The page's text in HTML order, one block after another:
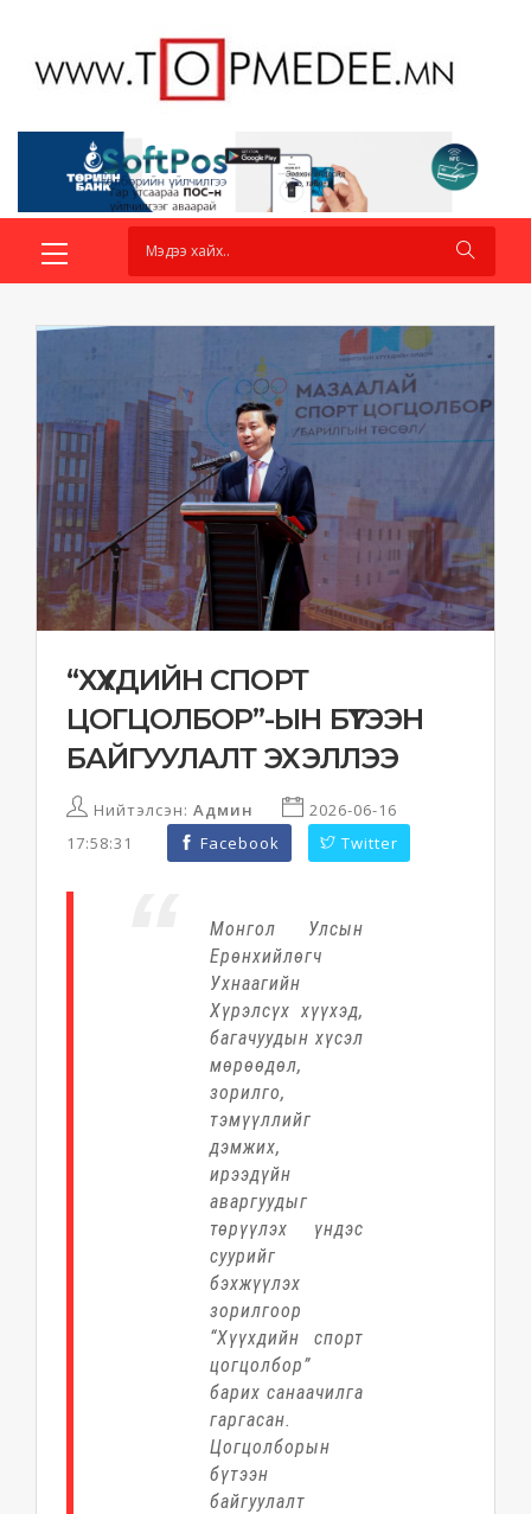
“ХҮҮХДИЙН СПОРТ
ЦОГЦОЛБОР”-ЫН БҮТЭЭН
БАЙГУУЛАЛТ ЭХЭЛЛЭЭ
Нийтэлсэн: Админ
2026-06-16
17:58:31
Facebook Twitter
Монгол Улсын
Ерөнхийлөгч
Ухнаагийн
Хүрэлсүх хүүхэд,
багачуудын хүсэл
мөрөөдөл,
зорилго,
тэмүүллийг
дэмжих,
ирээдүйн
аваргуудыг
төрүүлэх үндэс
суурийг
бэхжүүлэх
зорилгоор
“Хүүхдийн спорт
цогцолбор”
барих санаачилга
гаргасан.
Цогцолборын
бүтээн
байгуулалт